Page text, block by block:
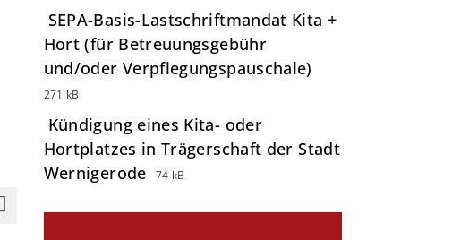
SEPA-Basis-Lastschriftmandat Kita +
Hort (für Betreuungsgebühr
und/oder Verpflegungspauschale)
271 kB
Kündigung eines Kita- oder
Hortplatzes in Trägerschaft der Stadt
Wernigerode
74 kB